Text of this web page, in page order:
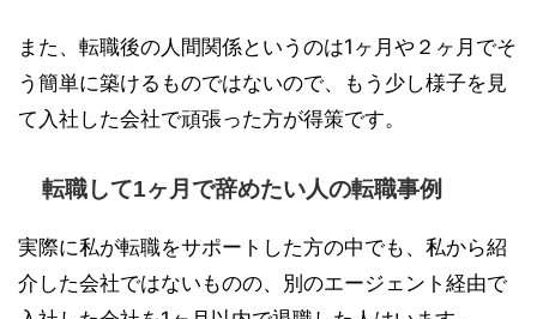
また、転職後の人間関係というのは1ヶ月や２ヶ月でそ
う簡単に築けるものではないので、もう少し様子を見
て入社した会社で頑張った方が得策です。
転職して1ヶ月で辞めたい人の転職事例
実際に私が転職をサポートした方の中でも、私から紹
介した会社ではないものの、別のエージェント経由で